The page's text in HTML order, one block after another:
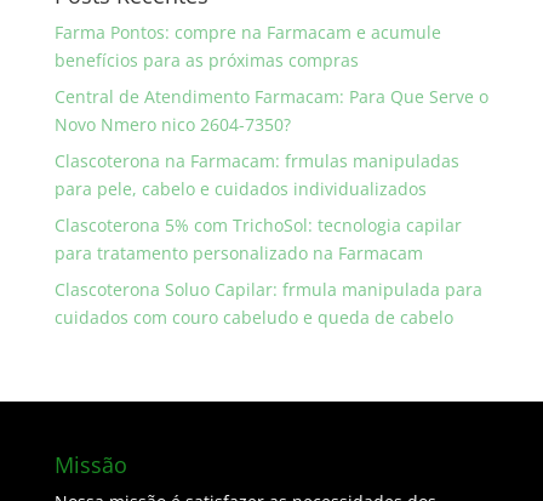
Farma Pontos: compre na Farmacam e acumule
benefícios para as próximas compras
Central de Atendimento Farmacam: Para Que Serve o
Novo Nmero nico 2604-7350?
Clascoterona na Farmacam: frmulas manipuladas
para pele, cabelo e cuidados individualizados
Clascoterona 5% com TrichoSol: tecnologia capilar
para tratamento personalizado na Farmacam
Clascoterona Soluo Capilar: frmula manipulada para
cuidados com couro cabeludo e queda de cabelo
Missão